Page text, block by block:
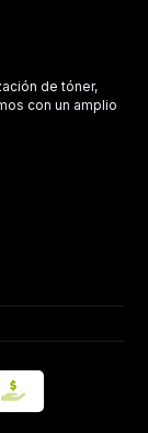
de tóner,
con un amplio